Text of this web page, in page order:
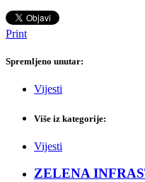
Print
Spremljeno unutar:
Vijesti
Više iz kategorije:
Vijesti
ZELENA